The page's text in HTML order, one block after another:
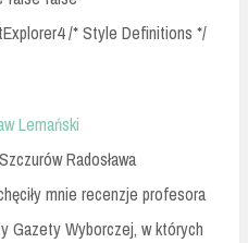
/* Style Definitions */
Lemański
Radosława
mnie recenzje profesora
Gazety Wyborczej, w których